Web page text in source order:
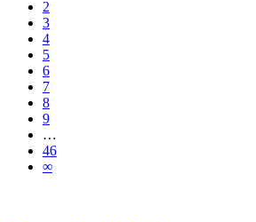
2
3
4
5
6
7
8
9
…
46
∞